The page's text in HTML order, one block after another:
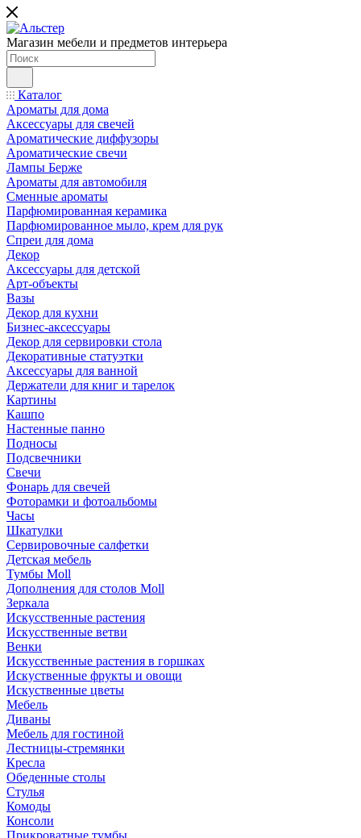
Магазин мебели и предметов интерьера
Каталог
Ароматы для дома
Аксессуары для свечей
Ароматические диффузоры
Ароматические свечи
Лампы Берже
Ароматы для автомобиля
Сменные ароматы
Парфюмированная керамика
Парфюмированное мыло, крем для рук
Спреи для дома
Декор
Аксессуары для детской
Арт-объекты
Вазы
Декор для кухни
Бизнес-аксессуары
Декор для сервировки стола
Декоративные статуэтки
Аксессуары для ванной
Держатели для книг и тарелок
Картины
Кашпо
Настенные панно
Подносы
Подсвечники
Свечи
Фонарь для свечей
Фоторамки и фотоальбомы
Часы
Шкатулки
Сервировочные салфетки
Детская мебель
Тумбы Moll
Дополнения для столов Moll
Зеркала
Искусственные растения
Искусственные ветви
Венки
Искусственные растения в горшках
Искуственные фрукты и овощи
Искуственные цветы
Мебель
Диваны
Мебель для гостиной
Лестницы-стремянки
Кресла
Обеденные столы
Стулья
Комоды
Консоли
Прикроватные тумбы